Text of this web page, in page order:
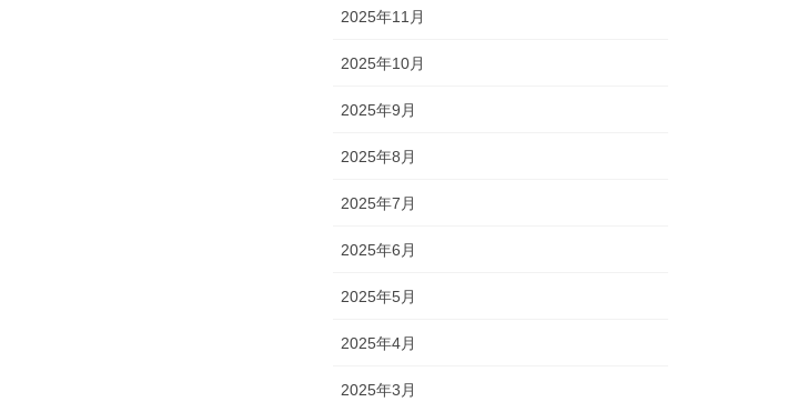
2025年11月
2025年10月
2025年9月
2025年8月
2025年7月
2025年6月
2025年5月
2025年4月
2025年3月